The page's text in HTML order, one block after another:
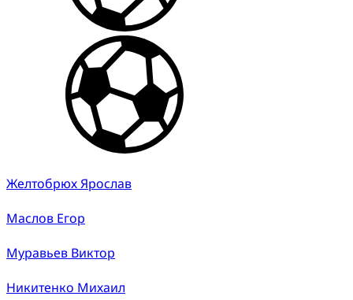
Желтобрюх Ярослав
Маслов Егор
Муравьев Виктор
Никитенко Михаил